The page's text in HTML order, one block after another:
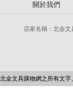
關於我們
店家名稱：北金
北金文具購物網之所有文